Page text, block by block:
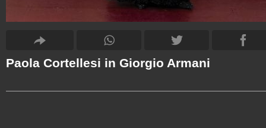
Paola Cortellesi in Giorgio Armani